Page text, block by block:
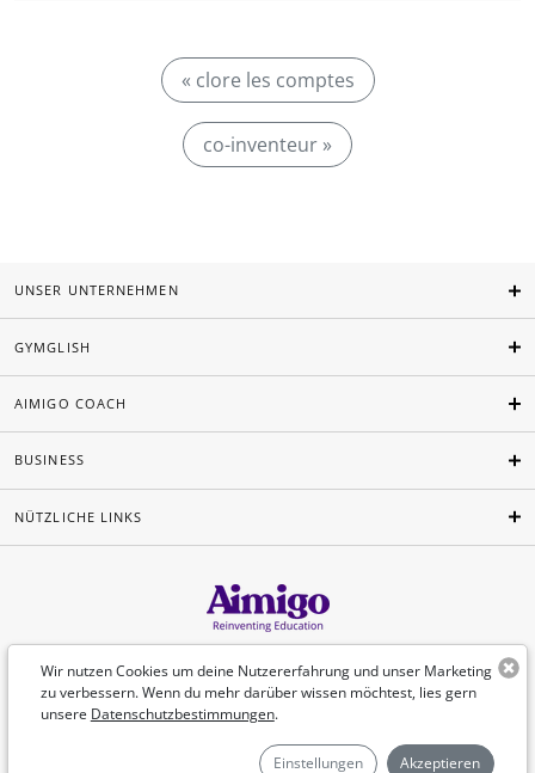
« clore les comptes
co-inventeur »
Wir nutzen Cookies um deine Nutzererfahrung und unser Marketing
zu verbessern. Wenn du mehr darüber wissen möchtest, lies gern
unsere Datenschutzbestimmungen.
Einstellungen Akzeptieren
UNSER UNTERNEHMEN
GYMGLISH
AIMIGO COACH
BUSINESS
NÜTZLICHE LINKS
Deutsch
©Aimigo 2026